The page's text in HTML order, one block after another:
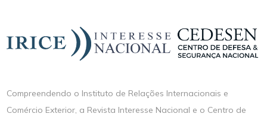
Compreendendo o Instituto de Relações Internacionais e
Comércio Exterior, a Revista Interesse Nacional e o Centro de